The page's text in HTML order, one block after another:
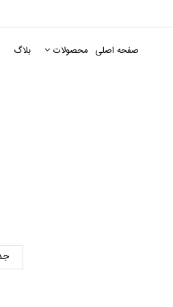
صفحه اصلی محصولات بلاگ